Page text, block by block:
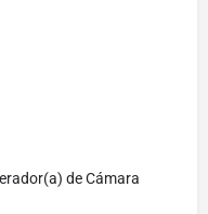
de Cámara